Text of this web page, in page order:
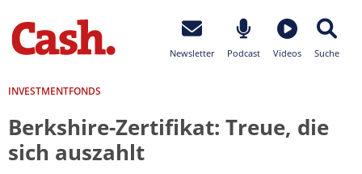
Newsletter Podcast Videos Suche
INVESTMENTFONDS
Berkshire-Zertifikat: Treue, die
sich auszahlt